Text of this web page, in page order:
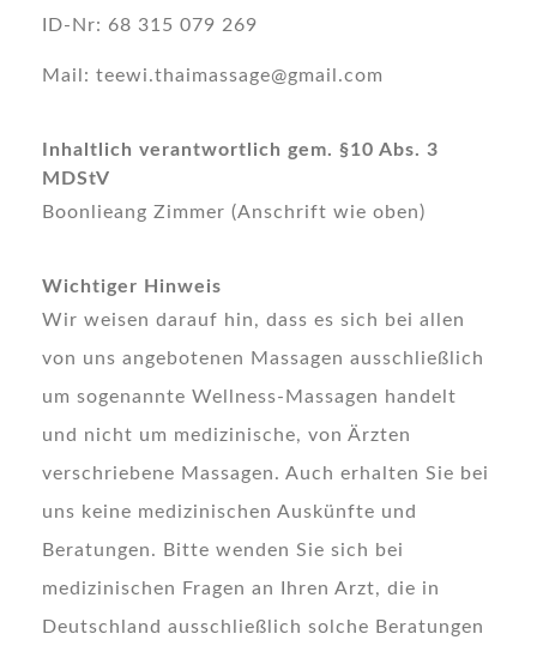
ID-Nr: 68 315 079 269
Mail: teewi.thaimassage@gmail.com
Inhaltlich verantwortlich gem. §10 Abs. 3
MDStV
Boonlieang Zimmer (Anschrift wie oben)
Wichtiger Hinweis
Wir weisen darauf hin, dass es sich bei allen
von uns angebotenen Massagen ausschließlich
um sogenannte Wellness-Massagen handelt
und nicht um medizinische, von Ärzten
verschriebene Massagen. Auch erhalten Sie bei
uns keine medizinischen Auskünfte und
Beratungen. Bitte wenden Sie sich bei
medizinischen Fragen an Ihren Arzt, die in
Deutschland ausschließlich solche Beratungen